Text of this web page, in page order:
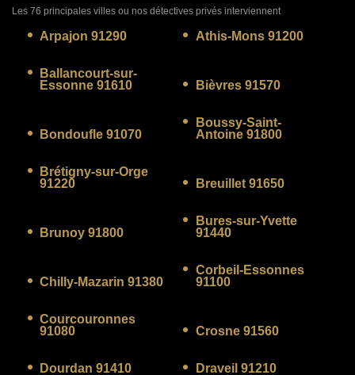
Les 76 principales villes ou nos détectives privés interviennent
Arpajon 91290 Athis-Mons 91200
Ballancourt-sur-
Essonne 91610
Bièvres 91570
Bondoufle 91070
Boussy-Saint-
Antoine 91800
Brétigny-sur-Orge
91220
Breuillet 91650
Brunoy 91800
Bures-sur-Yvette
91440
Chilly-Mazarin 91380
Corbeil-Essonnes
91100
Courcouronnes
91080
Crosne 91560
Dourdan 91410 Draveil 91210